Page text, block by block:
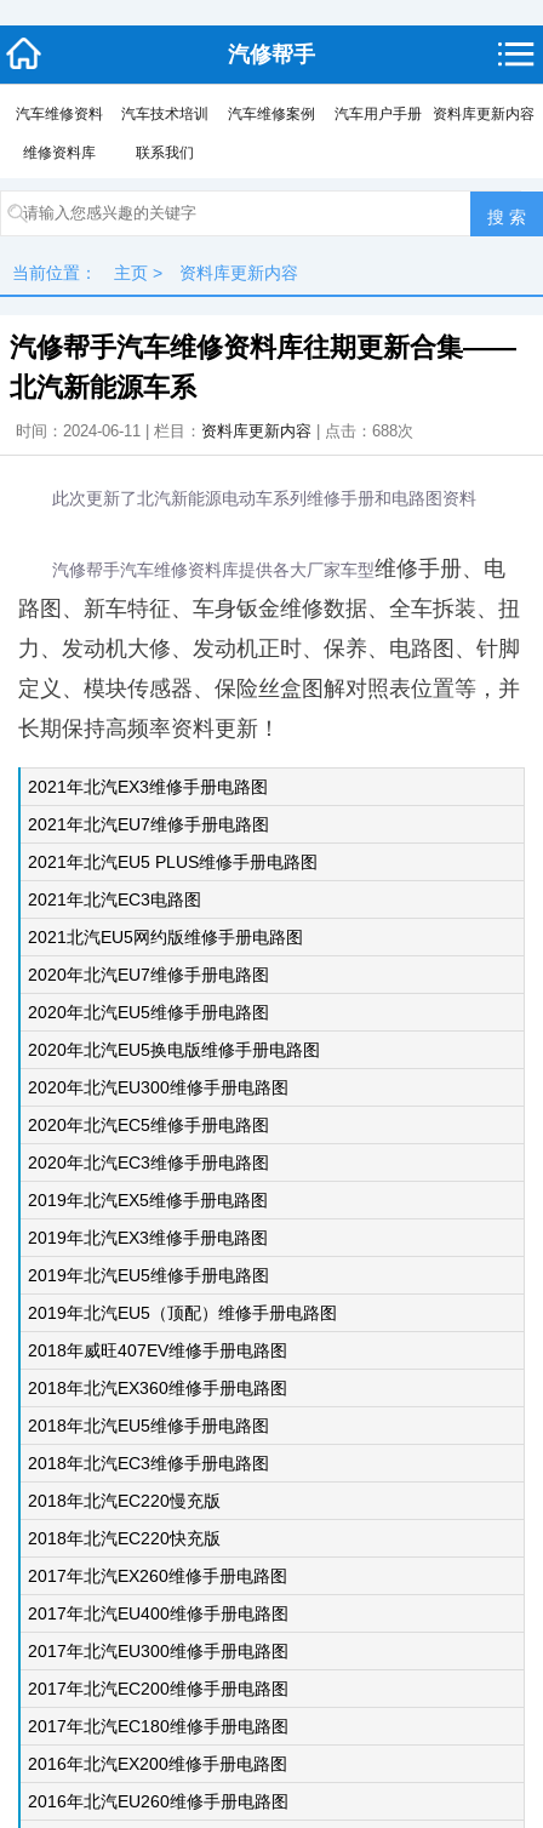
汽修帮手
汽车维修资料 汽车技术培训 汽车维修案例 汽车用户手册 资料库更新内容
维修资料库 联系我们
当前位置： 主页 > 资料库更新内容
汽修帮手汽车维修资料库往期更新合集——
北汽新能源车系
时间：2024-06-11 | 栏目： 资料库更新内容 | 点击： 688次
此次更新了北汽新能源电动车系列维修手册和电路图资料
汽修帮手汽车维修资料库提供各大厂家车型维修手册、电
路图、新车特征、车身钣金维修数据、全车拆装、扭
力、发动机大修、发动机正时、保养、电路图、针脚
定义、模块传感器、保险丝盒图解对照表位置等，并
长期保持高频率资料更新！
2021年北汽EX3维修手册电路图
2021年北汽EU7维修手册电路图
2021年北汽EU5 PLUS维修手册电路图
2021年北汽EC3电路图
2021北汽EU5网约版维修手册电路图
2020年北汽EU7维修手册电路图
2020年北汽EU5维修手册电路图
2020年北汽EU5换电版维修手册电路图
2020年北汽EU300维修手册电路图
2020年北汽EC5维修手册电路图
2020年北汽EC3维修手册电路图
2019年北汽EX5维修手册电路图
2019年北汽EX3维修手册电路图
2019年北汽EU5维修手册电路图
2019年北汽EU5（顶配）维修手册电路图
2018年威旺407EV维修手册电路图
2018年北汽EX360维修手册电路图
2018年北汽EU5维修手册电路图
2018年北汽EC3维修手册电路图
2018年北汽EC220慢充版
2018年北汽EC220快充版
2017年北汽EX260维修手册电路图
2017年北汽EU400维修手册电路图
2017年北汽EU300维修手册电路图
2017年北汽EC200维修手册电路图
2017年北汽EC180维修手册电路图
2016年北汽EX200维修手册电路图
2016年北汽EU260维修手册电路图